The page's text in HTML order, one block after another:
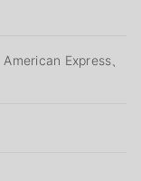
Express、